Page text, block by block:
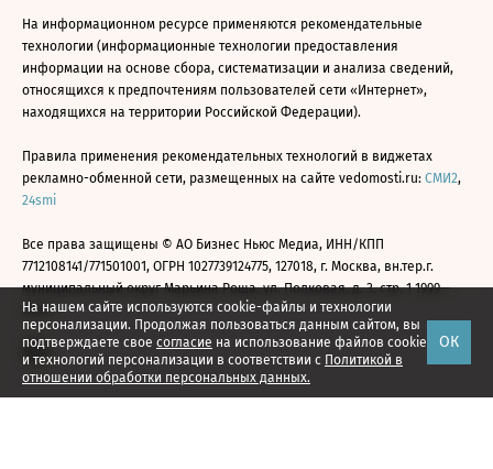
На нашем сайте используются cookie-файлы и технологии
персонализации. Продолжая пользоваться данным сайтом, вы
подтверждаете свое согласие на использование файлов cookie
и технологий персонализации в соответствии с Политикой в
отношении обработки персональных данных.
ОК
На информационном ресурсе применяются рекомендательные
технологии (информационные технологии предоставления
информации на основе сбора, систематизации и анализа сведений,
относящихся к предпочтениям пользователей сети «Интернет»,
находящихся на территории Российской Федерации).
Правила применения рекомендательных технологий в виджетах
рекламно-обменной сети, размещенных на сайте vedomosti.ru: СМИ2,
24smi
Все права защищены © АО Бизнес Ньюс Медиа, ИНН/КПП
7712108141/771501001, ОГРН 1027739124775, 127018, г. Москва, вн.тер.г.
муниципальный округ Марьина Роща, ул. Полковая, д. 3, стр. 1 1999—
2026